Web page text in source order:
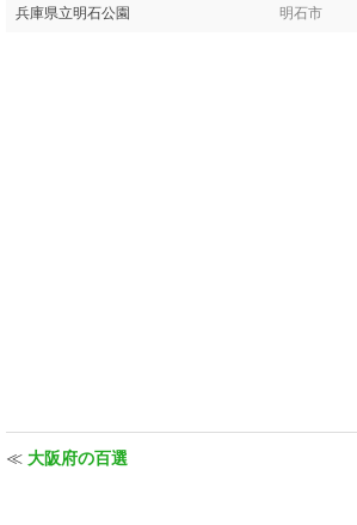
兵庫県立明石公園 明石市
≪ 大阪府の百選